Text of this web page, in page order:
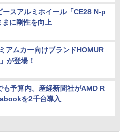
ースアルミホイール「CE28 N-p
に剛性を向上
アムカー向けブランドHOMUR
が登場！
も予算内。産経新聞社がAMD R
を2千台導入